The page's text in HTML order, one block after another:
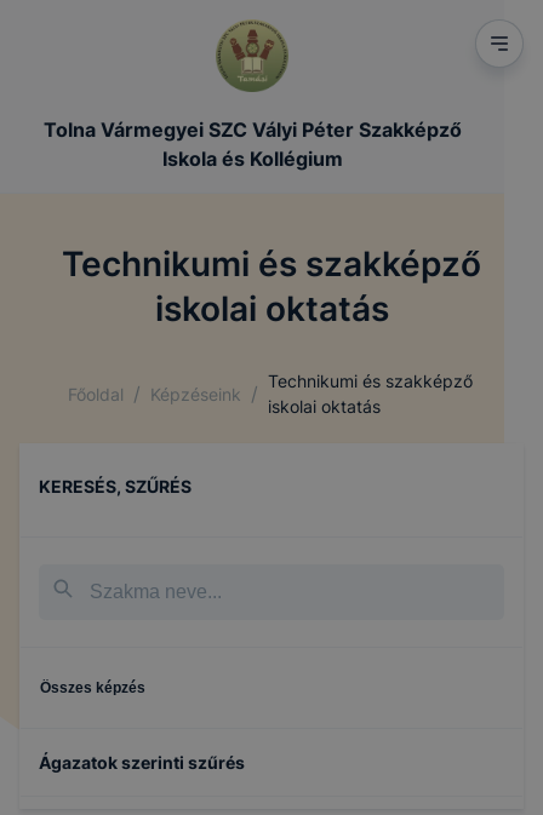
Tolna Vármegyei SZC Vályi Péter Szakképző
Iskola és Kollégium
Technikumi és szakképző
iskolai oktatás
Főoldal / Képzéseink /
Technikumi és szakképző
iskolai oktatás
KERESÉS, SZŰRÉS
Összes képzés
Ágazatok szerinti szűrés